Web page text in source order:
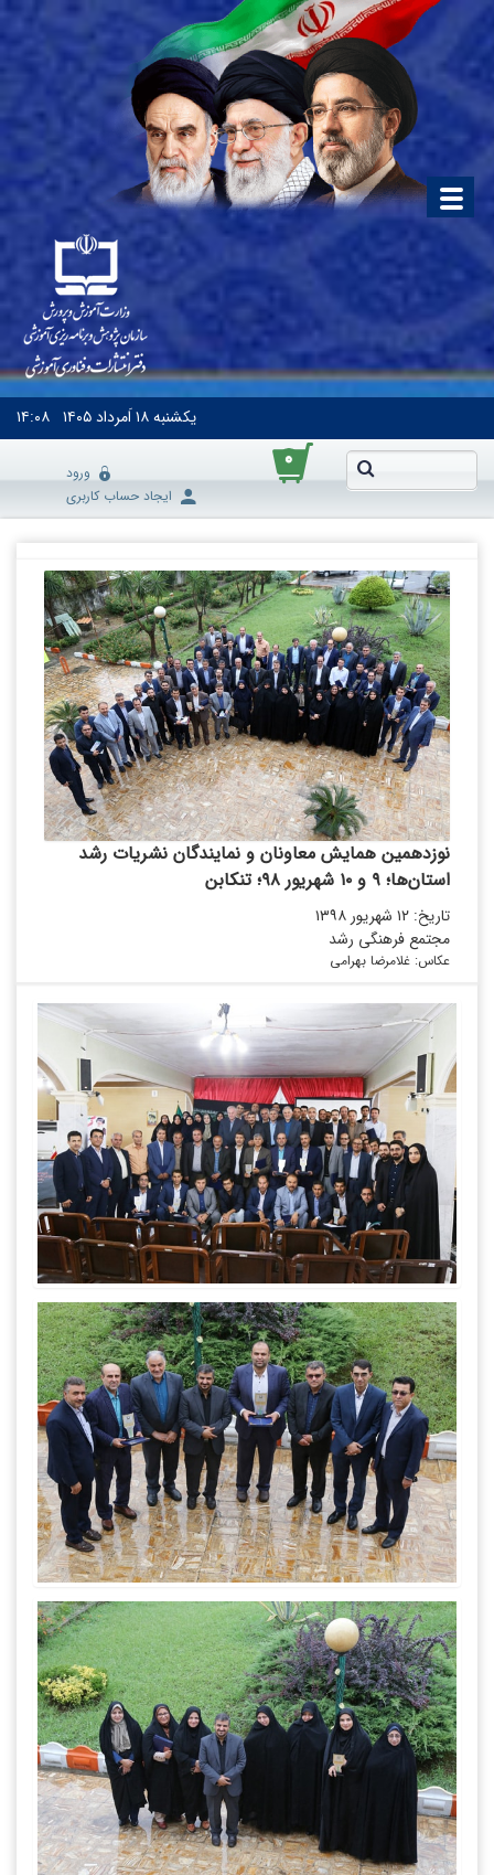
یکشنبه۱۸ اَمرداد ۱۴۰۵ ۱۴:۰۸
۰
ورود
ایجاد حساب کاربری
نوزدهمین همایش معاونان و نمایندگان نشریات رشد
استان‌ها؛ ۹ و ۱۰ شهریور ۹۸؛ تنکابن
تاریخ: ۱۲ شهریور ۱۳۹۸
مجتمع فرهنگی رشد
عکاس: غلامرضا بهرامی